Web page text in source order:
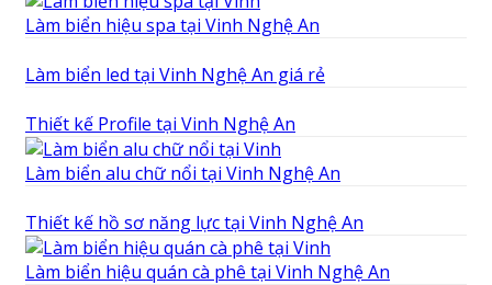
Làm biển hiệu spa tại Vinh Nghệ An
Làm biển led tại Vinh Nghệ An giá rẻ
Thiết kế Profile tại Vinh Nghệ An
Làm biển alu chữ nổi tại Vinh Nghệ An
Thiết kế hồ sơ năng lực tại Vinh Nghệ An
Làm biển hiệu quán cà phê tại Vinh Nghệ An